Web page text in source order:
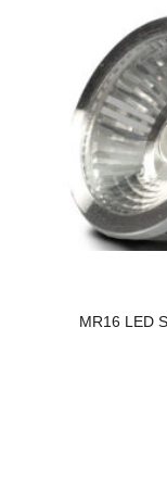
MR16 LED